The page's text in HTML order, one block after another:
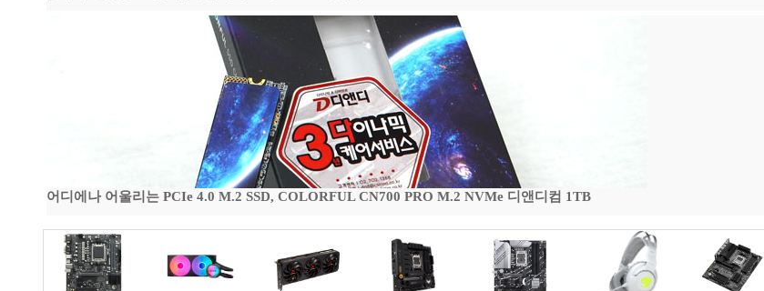
어디에나 어울리는 PCIe 4.0 M.2 SSD, COLORFUL CN700 PRO M.2 NVMe 디앤디컴 1TB